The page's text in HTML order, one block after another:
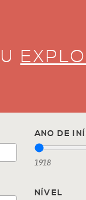
ANO DE
1918
NÍVEL